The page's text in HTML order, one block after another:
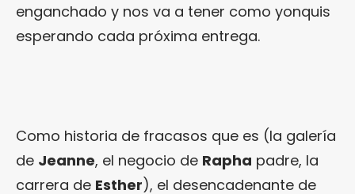
enganchado y nos va a tener como yonquis
esperando cada próxima entrega.
Como historia de fracasos que es (la galería
de Jeanne, el negocio de Rapha padre, la
carrera de Esther), el desencadenante de